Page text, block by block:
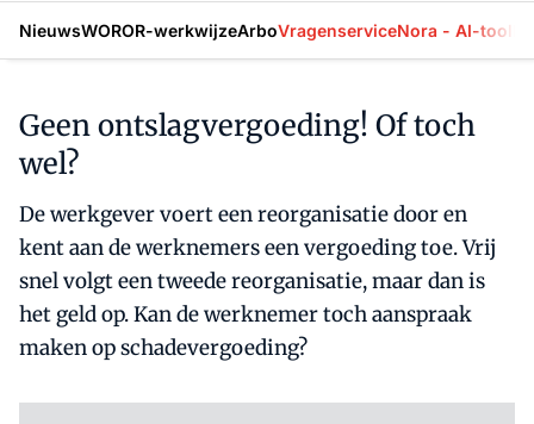
NieuwsWOROR-werkwijzeArboVragenserviceNora - AI-tool
Geen ontslagvergoeding! Of toch
wel?
De werkgever voert een reorganisatie door en
kent aan de werknemers een vergoeding toe. Vrij
snel volgt een tweede reorganisatie, maar dan is
het geld op. Kan de werknemer toch aanspraak
maken op schadevergoeding?